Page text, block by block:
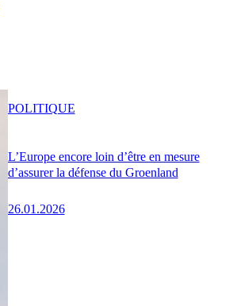
L’Europe encore loin d’être en mesure
d’assurer la défense du Groenland
26.01.2026
POLITIQUE